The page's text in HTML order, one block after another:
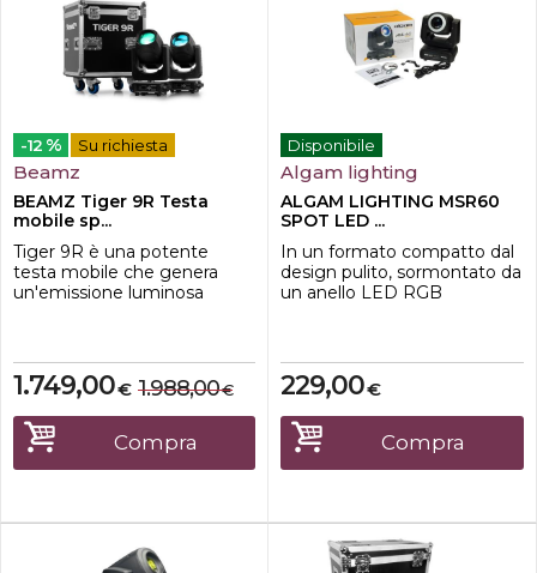
-12 % Su richiesta
Beamz
BEAMZ Tiger 9R Testa
mobile sp...
Tiger 9R è una potente
testa mobile che genera
un'emissione luminosa
Questa versatile testa
mobile offre una gamma
completa di effetti, tra cui
miscelazione colore, effetto
frost, vari gobo e prismi,
offrendo agli utent...
€
1.749,00 €
1.988,00
Compra
Disponibile
Algam lighting
ALGAM LIGHTING MSR60
SPOT LED ...
In un formato compatto dal
design pulito, sormontato da
un anello LED RGB
sua categoria grazie al suo
LED bianco da 60W. La sua
ruota di 8 gobo accoppiata
ad una ruota di 8 colori, la
sua messa a fuoco e il suo...
€
229,00
Compra